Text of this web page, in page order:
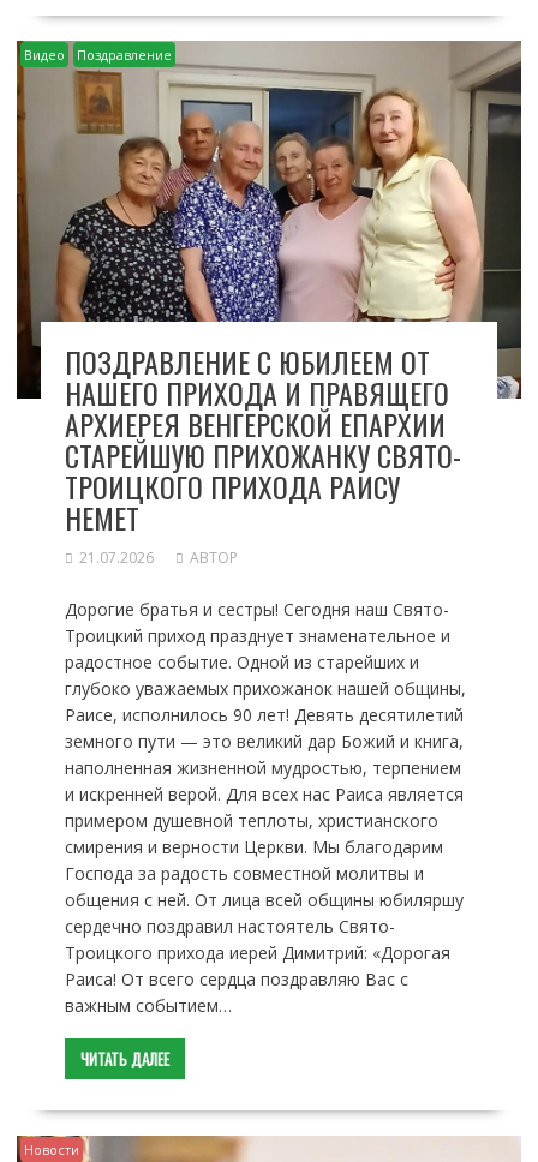
Видео Поздравление
ПОЗДРАВЛЕНИЕ С ЮБИЛЕЕМ ОТ
НАШЕГО ПРИХОДА И ПРАВЯЩЕГО
АРХИЕРЕЯ ВЕНГЕРСКОЙ ЕПАРХИИ
СТАРЕЙШУЮ ПРИХОЖАНКУ СВЯТО-
ТРОИЦКОГО ПРИХОДА РАИСУ
НЕМЕТ
21.07.2026 АВТОР
Дорогие братья и сестры! Сегодня наш Свято-
Троицкий приход празднует знаменательное и
радостное событие. Одной из старейших и
глубоко уважаемых прихожанок нашей общины,
Раисе, исполнилось 90 лет! Девять десятилетий
земного пути — это великий дар Божий и книга,
наполненная жизненной мудростью, терпением
и искренней верой. Для всех нас Раиса является
примером душевной теплоты, христианского
смирения и верности Церкви. Мы благодарим
Господа за радость совместной молитвы и
общения с ней. От лица всей общины юбиляршу
сердечно поздравил настоятель Свято-
Троицкого прихода иерей Димитрий: «Дорогая
Раиса! От всего сердца поздравляю Вас с
важным событием…
ЧИТАТЬ ДАЛЕЕ
Новости